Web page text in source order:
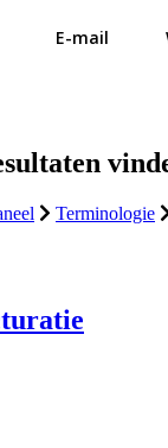
E-mail
Terminologie